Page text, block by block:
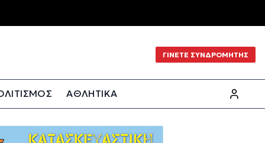
ΓΙΝΕΤΕ ΣΥΝΔΡΟΜΗΤΗΣ
ΑΘΛΗΤΙΚΑ